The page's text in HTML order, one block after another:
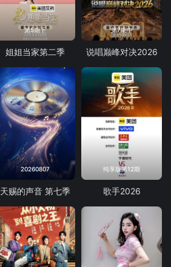
第5期下
姐姐当家第二季
第7期中
说唱巅峰对决2026
20260807
天赐的声音 第七季
纯享版第12期
歌手2026